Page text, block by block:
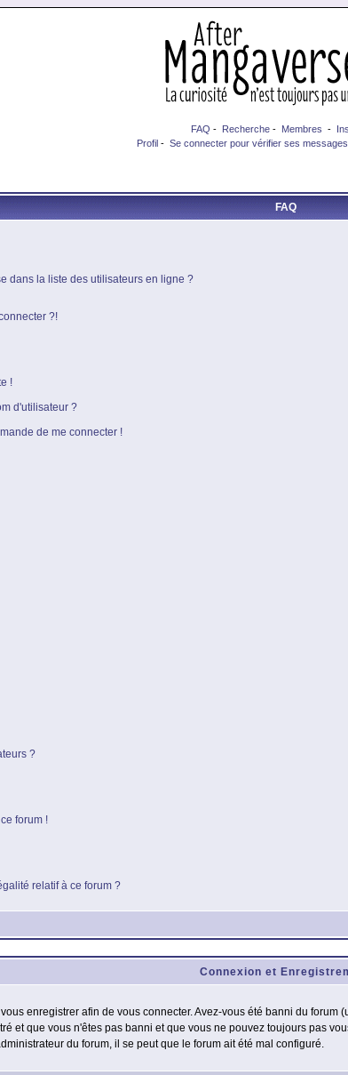
FAQ - Recherche - Membres -
Profil - Se connecter pour vérifier ses
FAQ
dans la liste des utilisateurs en ligne ?
?!
!
d'utilisateur ?
de me connecter !
?
forum !
relatif à ce forum ?
Connexion et
enregistrer afin de vous connecter. Avez-vous été banni du
et que vous n'êtes pas banni et que vous ne pouvez toujours pas
du forum, il se peut que le forum ait été mal configuré.